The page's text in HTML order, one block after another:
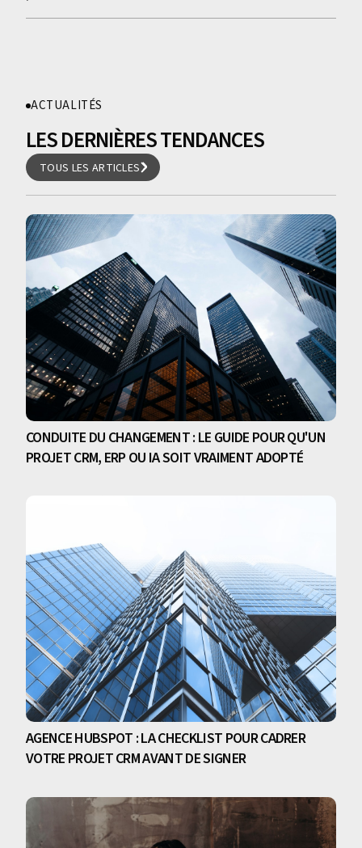
ACTUALITÉS
LES DERNIÈRES TENDANCES
TOUS LES ARTICLES
TOUS LES ARTICLES
CONDUITE DU CHANGEMENT : LE GUIDE POUR QU'UN
PROJET CRM, ERP OU IA SOIT VRAIMENT ADOPTÉ
AGENCE HUBSPOT : LA CHECKLIST POUR CADRER
VOTRE PROJET CRM AVANT DE SIGNER